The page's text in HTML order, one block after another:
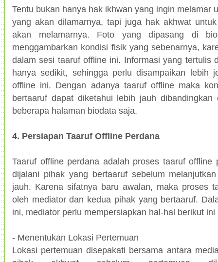
Tentu bukan hanya hak ikhwan yang ingin melamar
yang akan dilamarnya, tapi juga hak akhwat
akan melamarnya. Foto yang dipasang di
menggambarkan kondisi fisik yang sebenarnya,
dalam sesi taaruf offline ini. Informasi yang tertulis
hanya sedikit, sehingga perlu disampaikan lebih
offline ini. Dengan adanya taaruf offline maka
bertaaruf dapat diketahui lebih jauh dibandingkan
beberapa halaman biodata saja.
4. Persiapan Taaruf Offline Perdana
Taaruf offline perdana adalah proses taaruf offline
dijalani pihak yang bertaaruf sebelum
jauh. Karena sifatnya baru awalan, maka proses
oleh mediator dan kedua pihak yang bertaaruf.
ini, mediator perlu mempersiapkan hal-hal berikut ini
- Menentukan Lokasi Pertemuan
Lokasi pertemuan disepakati bersama antara